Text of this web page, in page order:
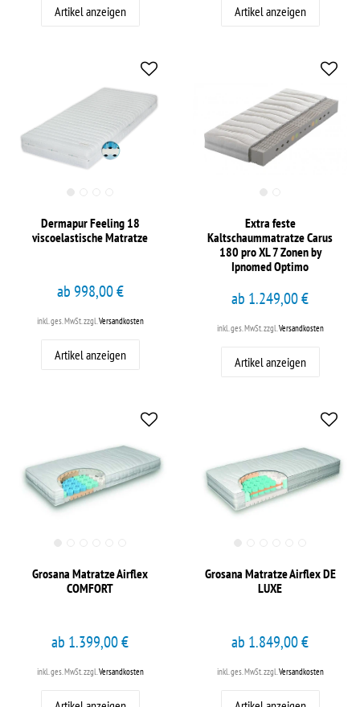
Artikel anzeigen Artikel anzeigen
Dermapur Feeling 18
viscoelastische Matratze
ab 998,00 €
inkl. ges. MwSt.zzgl.Versandkosten
Artikel anzeigen
Extra feste
Kaltschaummatratze Carus
180 pro XL 7 Zonen by
Ipnomed Optimo
ab 1.249,00 €
inkl. ges. MwSt.zzgl.Versandkosten
Artikel anzeigen
Grosana Matratze Airflex
COMFORT
ab 1.399,00 €
inkl. ges. MwSt. zzgl. Versandkosten
Grosana Matratze Airflex DE
LUXE
ab 1.849,00 €
inkl. ges. MwSt. zzgl. Versandkosten